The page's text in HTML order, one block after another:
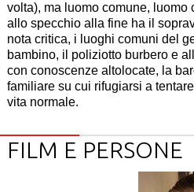
volta), ma luomo comune, luomo
allo specchio alla fine ha il
nota critica, i luoghi comuni del
bambino, il poliziotto burbero e
con conoscenze altolocate, la
familiare su cui rifugiarsi a
vita normale.
FILM E PERSONE